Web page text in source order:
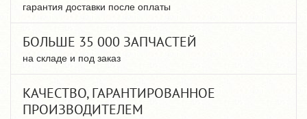
гарантия доставки после оплаты
БОЛЬШЕ 35 000 ЗАПЧАСТЕЙ
на складе и под заказ
КАЧЕСТВО, ГАРАНТИРОВАННОЕ
ПРОИЗВОДИТЕЛЕМ